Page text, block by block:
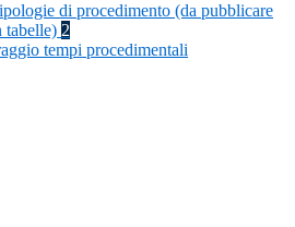
di procedimento (da pubblicare
tabelle) 2
tempi procedimentali